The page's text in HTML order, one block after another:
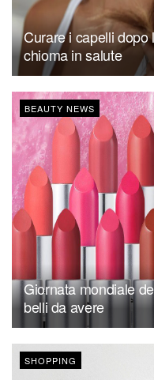
Curare i capelli dopo
chioma in salute
BEAUTY NEWS
Giornata mondiale
belli da avere
SHOPPING